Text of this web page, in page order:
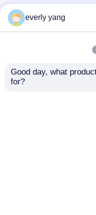
Industriële Diesel van
75kva 60kw Yuchai
Generatorreeks met
everly yang
Good day, what
for?